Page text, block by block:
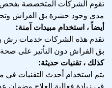
تقوم الشركات المتخصصة بفحص
مدى وجود حشرة بق الفراش
أيضاً ، استخدام مبيدات آمنة:
تقدم هذه الشركات خدمات رش
بق الفراش دون التأثير على صحة
كذلك ، تقنيات حديثة:
يتم استخدام أحدث التقنيات